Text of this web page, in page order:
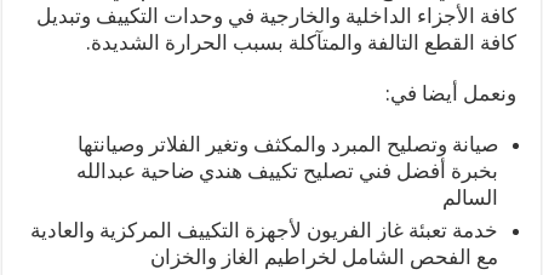
كافة الأجزاء الداخلية والخارجية في وحدات التكييف وتبديل
كافة القطع التالفة والمتآكلة بسبب الحرارة الشديدة.
ونعمل أيضا في:
صيانة وتصليح المبرد والمكثف وتغير الفلاتر وصيانتها
بخبرة أفضل فني تصليح تكييف هندي ضاحية عبدالله
السالم
خدمة تعبئة غاز الفريون لأجهزة التكييف المركزية والعادية
مع الفحص الشامل لخراطيم الغاز والخزان